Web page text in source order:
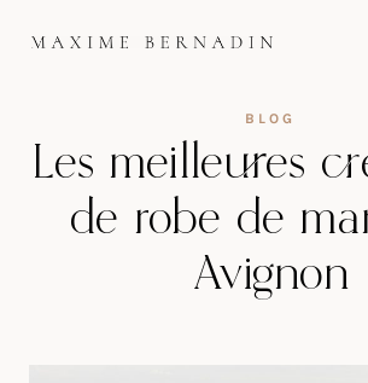
BLOG
Les meilleures
de robe de
Avignon